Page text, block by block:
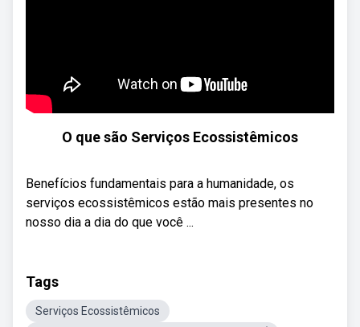
O que são Serviços Ecossistêmicos
Benefícios fundamentais para a humanidade, os
serviços ecossistêmicos estão mais presentes no
nosso dia a dia do que você ...
Tags
Serviços Ecossistêmicos